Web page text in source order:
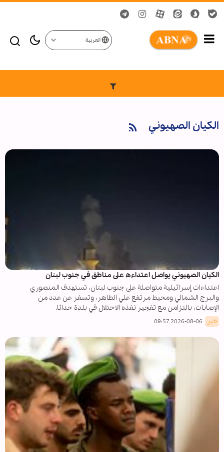
العربية
الكيان الصهيوني
الكيان الصهيوني يواصل اعتداءه على مناطق في جنوب لبنان
اعتداءات إسرائيلية متواصلة على جنوب لبنان، تستهدف المنصوري
والبرج الشمالي ومحيط مرتفع علي الطاهر، وتسفر عن عدد من
الإصابات، بالتزامن مع تفجير نفذه الاحتلال في بلدة حداثا.
خبر 2026-08-06 09:57